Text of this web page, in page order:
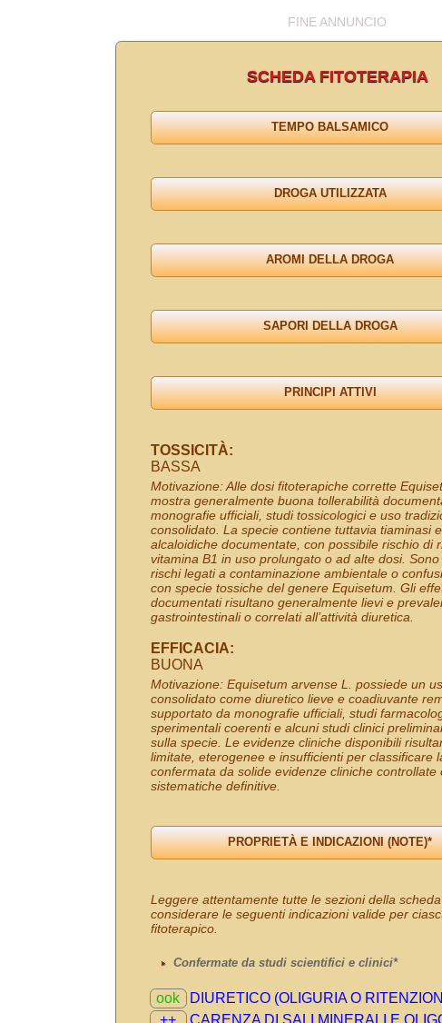
FINE ANNUNCIO
SCHEDA FITOTERAPIA
TOSSICITÀ:
BASSA
Motivazione: Alle dosi fitoterapiche corrette
mostra generalmente buona tollerabilità
monografie ufficiali, studi tossicologici e uso
consolidato. La specie contiene tuttavia tiaminasi
alcaloidiche documentate, con possibile rischio di
vitamina B1 in uso prolungato o ad alte dosi.
rischi legati a contaminazione ambientale o
con specie tossiche del genere Equisetum. Gli
documentati risultano generalmente lievi e
gastrointestinali o correlati all’attività diuretica.
EFFICACIA:
BUONA
Motivazione: Equisetum arvense L. possiede un
consolidato come diuretico lieve e coadiuvante
supportato da monografie ufficiali, studi
sperimentali coerenti e alcuni studi clinici
sulla specie. Le evidenze cliniche disponibili
limitate, eterogenee e insufficienti per classificare
confermata da solide evidenze cliniche controllate
sistematiche definitive.
Leggere attentamente tutte le sezioni della
considerare le seguenti indicazioni valide per
fitoterapico.
Confermate da studi scientifici e clinici*
ook
DIURETICO (OLIGURIA O
++
CARENZA DI SALI MINERALI E